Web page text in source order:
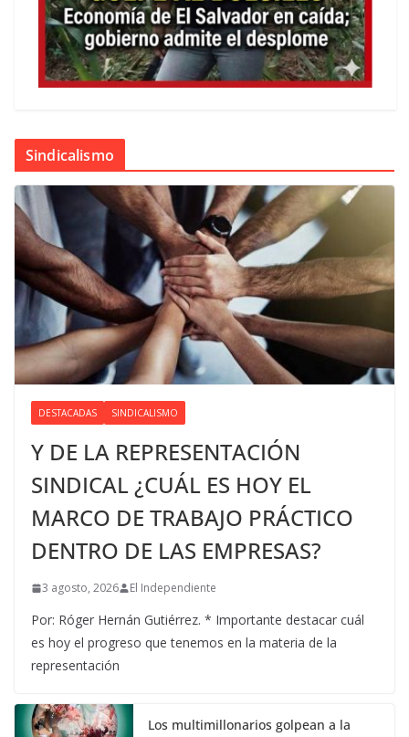
Sindicalismo
DESTACADAS SINDICALISMO
Y DE LA REPRESENTACIÓN
SINDICAL ¿CUÁL ES HOY EL
MARCO DE TRABAJO PRÁCTICO
DENTRO DE LAS EMPRESAS?
3 agosto, 2026 El Independiente
Por: Róger Hernán Gutiérrez. * Importante destacar cuál
es hoy el progreso que tenemos en la materia de la
representación
Los multimillonarios golpean a la